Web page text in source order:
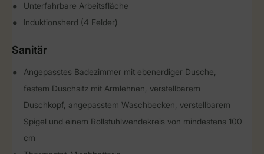
Unterfahrbare Arbeitsfläche
Induktionsherd (4 Felder)
Sanitär
Angepasstes Badezimmer mit ebenerdiger Dusche,
festem Duschsitz mit Armlehnen, verstellbarem
Duschkopf, angepasstem Waschbecken, verstellbarem
Spigel und einem Rollstuhlwendekreis von mindestens 100
cm